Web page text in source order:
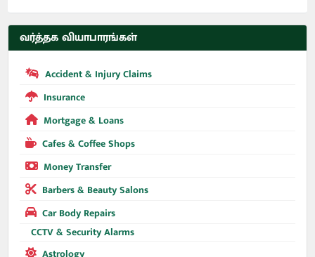
வர்த்தக வியாபாரங்கள்
Accident & Injury Claims
Insurance
Mortgage & Loans
Cafes & Coffee Shops
Money Transfer
Barbers & Beauty Salons
Car Body Repairs
CCTV & Security Alarms